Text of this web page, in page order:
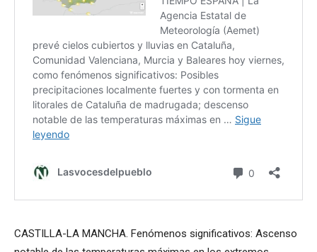
CASTILLA-LA MANCHA. Fenómenos significativos: Ascenso